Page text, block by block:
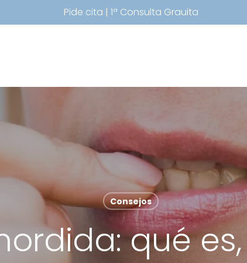
Pide cita | 1ª Consulta Grauita
Consejos
qué